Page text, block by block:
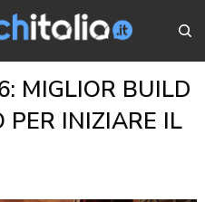
MIGLIOR BUILD
PER INIZIARE IL